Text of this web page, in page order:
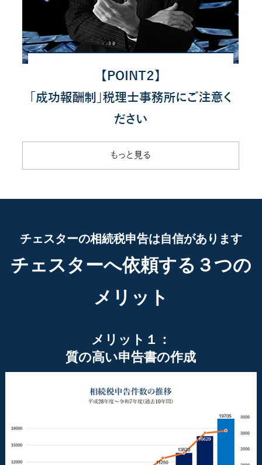
チェスターの相続税申告は自信があります
チェスターへ依頼する３つの
メリット
メリット１：
質の高い申告書の作成